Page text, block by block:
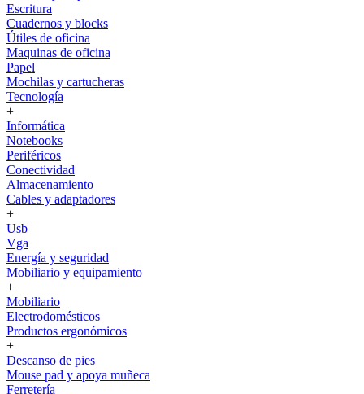
Escritura
Cuadernos y blocks
Útiles de oficina
Maquinas de oficina
Papel
Mochilas y cartucheras
Tecnología
+
Informática
Notebooks
Periféricos
Conectividad
Almacenamiento
Cables y adaptadores
+
Usb
Vga
Energía y seguridad
Mobiliario y equipamiento
+
Mobiliario
Electrodomésticos
Productos ergonómicos
+
Descanso de pies
Mouse pad y apoya muñeca
Ferretería